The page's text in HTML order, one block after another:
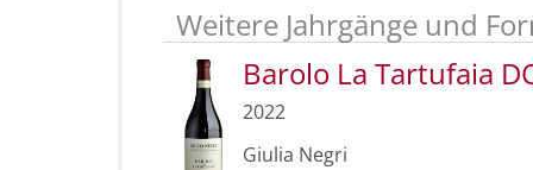
Weitere Jahrgänge und
Barolo La Tartufaia
2022
Giulia Negri